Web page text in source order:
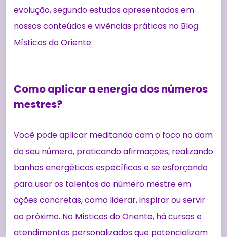
evolução, segundo estudos apresentados em
nossos conteúdos e vivências práticas no Blog
Místicos do Oriente.
Como aplicar a energia dos números
mestres?
Você pode aplicar meditando com o foco no dom
do seu número, praticando afirmações, realizando
banhos energéticos específicos e se esforçando
para usar os talentos do número mestre em
ações concretas, como liderar, inspirar ou servir
ao próximo. No Místicos do Oriente, há cursos e
atendimentos personalizados que potencializam